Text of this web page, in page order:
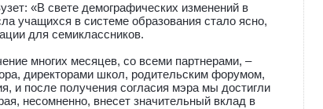
«В свете демографических изменений в
учащихся в системе образования стало ясно,
для семиклассников.
многих месяцев, со всеми партнерами, –
директорами школ, родительским форумом,
и после получения согласия мэра мы достигли
несомненно, внесет значительный вклад в